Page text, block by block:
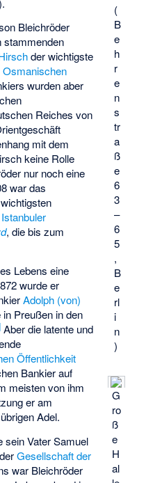
(
B
e
h
r
e
n
s
tr
a
ß
e
6
3
–
6
5
,
B
e
rl
i
n
)
G
ro
ß
e
H
al
Bleichröder
stammenden
der wichtigste
Osmanischen
wurden aber
Reiches von
mit dem
keine Rolle
nur noch eine
war das
Istanbuler
, die bis zum
Lebens eine
wurde er
Adolph (von)
Preußen in den
Aber die latente und
Öffentlichkeit
Bankier auf
meisten von ihm
er am
Adel.
sein Vater Samuel
Gesellschaft der
war Bleichröder